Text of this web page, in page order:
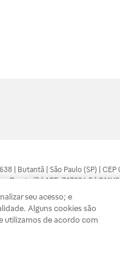
| Butantã | São Paulo (SP) |
Drogasil) | AFE: 7.17094.5 |
médica. Somente o
são válidos apenas para
suas compras com
seu acesso; e
Alguns cookies são
utilizamos de acordo com